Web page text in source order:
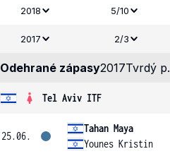
2018 5/10
2017 2/3
Odehrané zápasy2017Tvrdý p.
Tel Aviv ITF
25.06.
Tahan Maya
Younes Kristin